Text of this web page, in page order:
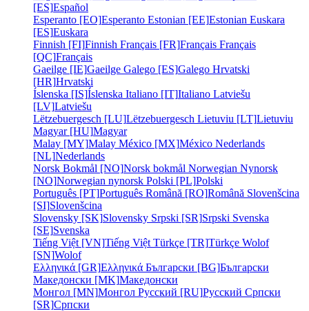
[ES]Español
Esperanto [EO]Esperanto Estonian [EE]Estonian Euskara
[ES]Euskara
Finnish [FI]Finnish Français [FR]Français Français
[QC]Français
Gaeilge [IE]Gaeilge Galego [ES]Galego Hrvatski
[HR]Hrvatski
Íslenska [IS]Íslenska Italiano [IT]Italiano Latviešu
[LV]Latviešu
Lëtzebuergesch [LU]Lëtzebuergesch Lietuviu [LT]Lietuviu
Magyar [HU]Magyar
Malay [MY]Malay México [MX]México Nederlands
[NL]Nederlands
Norsk Bokmål [NO]Norsk bokmål Norwegian Nynorsk
[NO]Norwegian nynorsk Polski [PL]Polski
Português [PT]Português Română [RO]Română Slovenšcina
[SI]Slovenšcina
Slovensky [SK]Slovensky Srpski [SR]Srpski Svenska
[SE]Svenska
Tiếng Việt [VN]Tiếng Việt Türkçe [TR]Türkçe Wolof
[SN]Wolof
Ελληνικά [GR]Ελληνικά Български [BG]Български
Македонски [MK]Македонски
Монгол [MN]Монгол Русский [RU]Русский Српски
[SR]Српски